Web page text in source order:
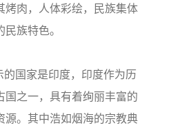
烤肉，人体彩绘，民族集体
族特色。
国家是印度，印度作为历
国之一，具有着绚丽丰富的
源。其中浩如烟海的宗教典